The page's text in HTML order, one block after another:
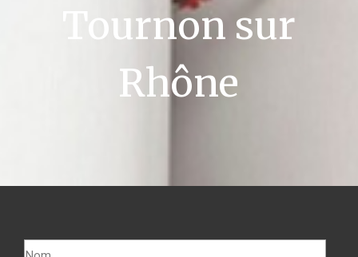
Tournon sur
Rhône